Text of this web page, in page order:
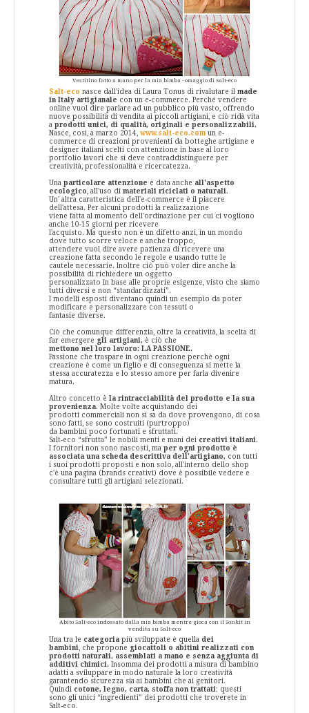
Vestitino fatto a mano per la mia bimba - omaggio di Salt-eco
Salt-eco nasce dall'idea di Laura Tonus di rivalutare il made
in Italy artigianale con un e-commerce. Perché vendere
online vuol dire parlare ad un pubblico più vasto, offrendo
nuove possibilità di vendita ai piccoli artigiani, e ciò ridà vita
a prodotti unici, di qualità, originali e personalizzabili.
Nasce, così, a marzo 2014, www.salt-eco.com un e-
commerce di creazioni provenienti da botteghe artigiane e
designer italiani scelti con attenzione in base al loro
portfolio lavori che si deve contraddistinguere per
creatività, professionalità e ricercatezza.
Una particolare attenzione è data anche all'aspetto
ecologico , all'uso di materiali riciclati o naturali.
Un' altra caratteristica dell'e-commerce è il piacere
dell'attesa. Per alcuni prodotti la realizzazione
viene fatta al momento dell'ordinazione per cui ci vogliono
anche 10-15 giorni per ricevere
l'acquisto. Ma questo non è un difetto anzi, in un mondo
dove tutto scorre veloce e anche troppo,
attendere vuol dire avere pazienza di ricevere una
creazione fatta secondo le regole e usando tutte le
cautele necessarie. Inoltre ciò può voler dire anche la
possibilità di richiedere un oggetto
personalizzato in base alle proprie esigenze, visto che siamo
tutti diversi e non “standardizzati”.
I modelli esposti diventano quindi un esempio da poter
modificare e personalizzare con tessuti o
fantasie diverse.
Ciò che comunque differenzia, oltre la creatività, la scelta di
far emergere gli artigiani, è ciò che
mettono nel loro lavoro: LA PASSIONE.
Passione che traspare in ogni creazione perchè ogni
creazione è come un figlio e di conseguenza si mette la
stessa accuratezza e lo stesso amore per farla divenire
matura.
Altro concetto è la rintracciabilità del prodotto e la sua
provenienza. Molte volte acquistando dei
prodotti commerciali non si sa da dove provengono, di cosa
sono fatti, se sono costruiti (purtroppo)
da bambini poco fortunati e sfruttati.
Salt-eco “sfrutta” le nobili menti e mani dei creativi italiani.
I fornitori non sono nascosti, ma per ogni prodotto è
associata una scheda descrittiva dell'artigiano, con tutti
i suoi prodotti proposti e non solo, all'interno dello shop
c'è una pagina (brands creativi) dove è possibile vedere e
consultare tutti gli artigiani selezionati.
Abito Salt-eco indossato dalla mia bimba mentre gioca con il Sonkit in
vendita su Salt-eco
Una tra le categoria più sviluppate è quella dei
bambini, che propone giocattoli o abitini realizzati con
prodotti naturali, assemblati a mano e senza aggiunta di
additivi chimici. Insomma dei prodotti a misura di bambino
adatti a sviluppare in modo naturale la loro creatività
garantendo sicurezza sia ai bambini che ai genitori.
Quindi cotone, legno, carta, stoffa non trattati: questi
sono gli unici “ingredienti” dei prodotti che troverete in
Salt-eco.